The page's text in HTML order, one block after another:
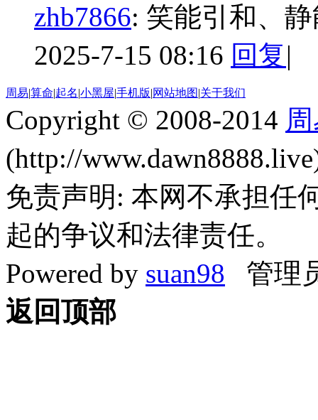
zhb7866: 笑能引和、
2025-7-15 08:16 回复|
周易|算命|起名|小黑屋|手机版|网站地图|关于我们
Copyright © 2008-2014
(http://
免责声明: 本网不承担任
起的争议和法律责任。
Powered by suan98
管理
返回顶部